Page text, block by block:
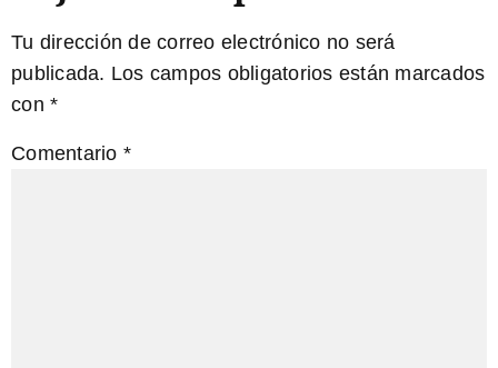
Tu dirección de correo electrónico no será
publicada. Los campos obligatorios están marcados
con *
Comentario *